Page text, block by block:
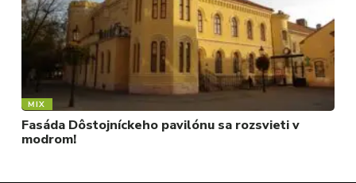
MIX
Fasáda Dôstojníckeho pavilónu sa rozsvieti v
modrom!